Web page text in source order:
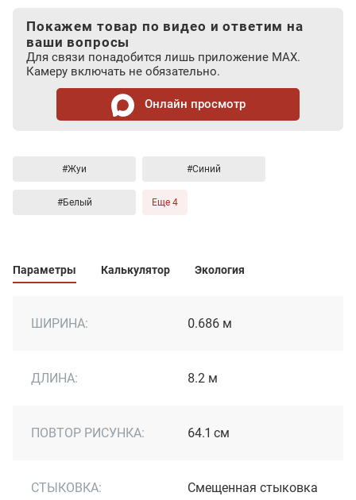
Покажем товар по видео и ответим на
ваши вопросы
Для связи понадобится лишь приложение MAX.
Камеру включать не обязательно.
Онлайн просмотр
#Жуи #Синий
#Белый Еще 4
Параметры Калькулятор Экология
ШИРИНА: 0.686 м
ДЛИНА: 8.2 м
ПОВТОР РИСУНКА: 64.1 см
СТЫКОВКА: Cмещенная стыковка